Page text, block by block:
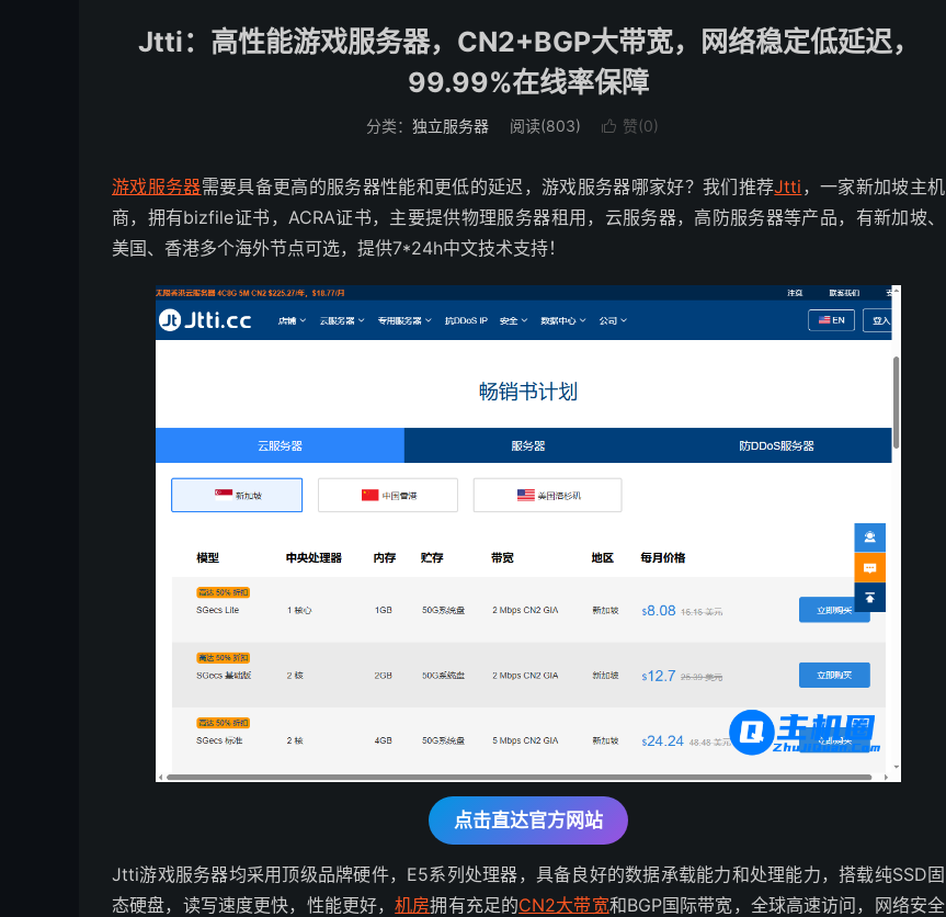
Jtti：高性能游戏服务器，CN2+BGP大带宽，网络稳定低延迟，
99.99%在线率保障
分类： 独立服务器 阅读(803)  赞(0)
游戏服务器需要具备更高的服务器性能和更低的延迟，游戏服务器哪家好？我们推荐Jtti ，一家新加坡主机
商，拥有bizfile证书，ACRA证书，主要提供物理服务器租用，云服务器，高防服务器等产品，有新加坡、
美国、香港多个海外节点可选，提供7*24h中文技术支持！
点击直达官方网站
Jtti游戏服务器均采用顶级品牌硬件，E5系列处理器，具备良好的数据承载能力和处理能力，搭载纯SSD固
态硬盘，读写速度更快，性能更好，机房拥有充足的CN2大带宽和BGP国际带宽，全球高速访问，网络安全